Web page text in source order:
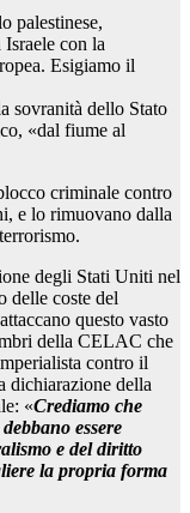
palestinese,
con la
Esigiamo il
sovranità dello Stato
«dal fiume al
criminale contro
e lo rimuovano dalla
degli Stati Uniti nel
coste del
questo vasto
della CELAC che
contro il
della
«Crediamo che
essere
e del diritto
la propria forma